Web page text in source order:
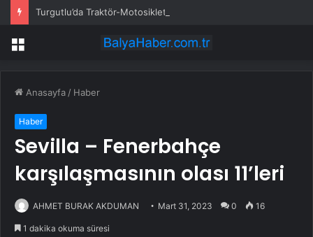
Turgutlu’da Traktör-Motosiklet Kazası
Menü
Anasayfa / Haber
Haber
Sevilla – Fenerbahçe
karşılaşmasının olası 11’leri
AHMET BURAK AKDUMAN Mart 31, 2023 0 16
1 dakika okuma süresi